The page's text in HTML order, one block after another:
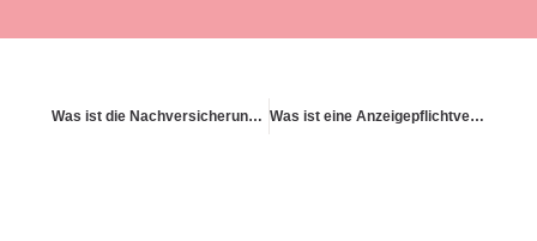
Was ist die Nachversicherungsgarantie Was ist eine Anzeigepflichtverletzung